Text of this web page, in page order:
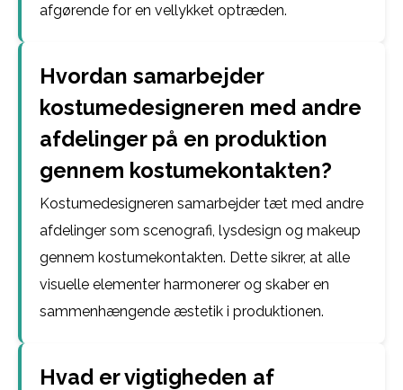
afgørende for en vellykket optræden.
Hvordan samarbejder
kostumedesigneren med andre
afdelinger på en produktion
gennem kostumekontakten?
Kostumedesigneren samarbejder tæt med andre
afdelinger som scenografi, lysdesign og makeup
gennem kostumekontakten. Dette sikrer, at alle
visuelle elementer harmonerer og skaber en
sammenhængende æstetik i produktionen.
Hvad er vigtigheden af